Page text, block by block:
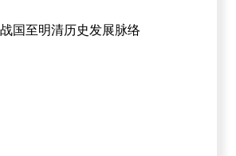
国至明清历史发展脉络